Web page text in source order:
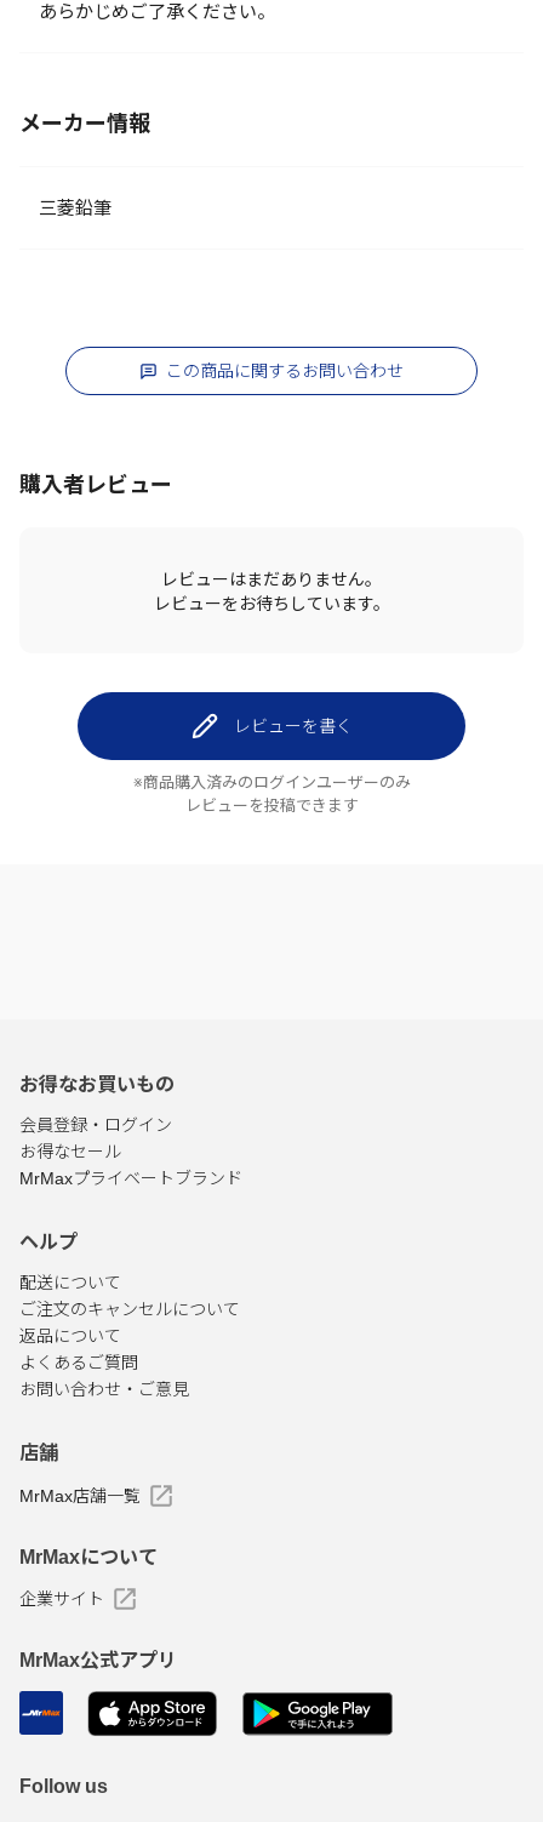
あらかじめご了承ください。
メーカー情報
三菱鉛筆
この商品に関するお問い合わせ
購入者レビュー
レビューはまだありません。
レビューをお待ちしています。
レビューを書く
※商品購入済みのログインユーザーのみ
レビューを投稿できます
お得なお買いもの
会員登録・ログイン
お得なセール
MrMaxプライベートブランド
ヘルプ
配送について
ご注文のキャンセルについて
返品について
よくあるご質問
お問い合わせ・ご意見
店舗
MrMax店舗一覧
MrMaxについて
企業サイト
MrMax公式アプリ
Follow us